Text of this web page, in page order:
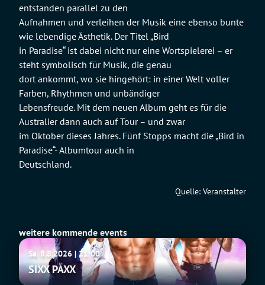
entstanden parallel zu den
Aufnahmen und verleihen der Musik eine ebenso bunte
wie lebendige Ästhetik. Der Titel „Bird
in Paradise“ ist dabei nicht nur eine Wortspielerei – er
steht symbolisch für Musik, die genau
dort ankommt, wo sie hingehört: in einer Welt voller
Farben, Rhythmen und unbändiger
Lebensfreude. Mit dem neuen Album geht es für die
Australier dann auch auf Tour – und zwar
im Oktober dieses Jahres. Fünf Stopps macht die „Bird in
Paradise“- Albumtour auch in
Deutschland.
Quelle: Veranstalter
weitere kommende events
SIXX
PAXXSa. 8.8.2026 | 21:00
SIXX PAXX